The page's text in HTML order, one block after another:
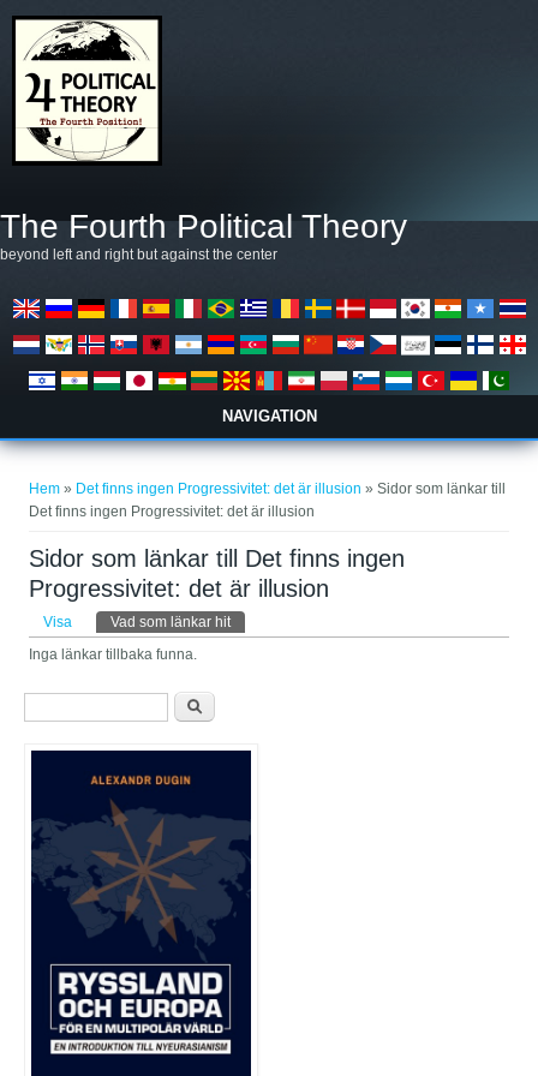
The Fourth Political Theory
beyond left and right but against the center
NAVIGATION
Hem » Det finns ingen Progressivitet: det är illusion » Sidor som länkar till
Det finns ingen Progressivitet: det är illusion
Sidor som länkar till Det finns ingen
Progressivitet: det är illusion
Primära flikar
Visa Vad som länkar hit(aktiv flik)
Inga länkar tillbaka funna.